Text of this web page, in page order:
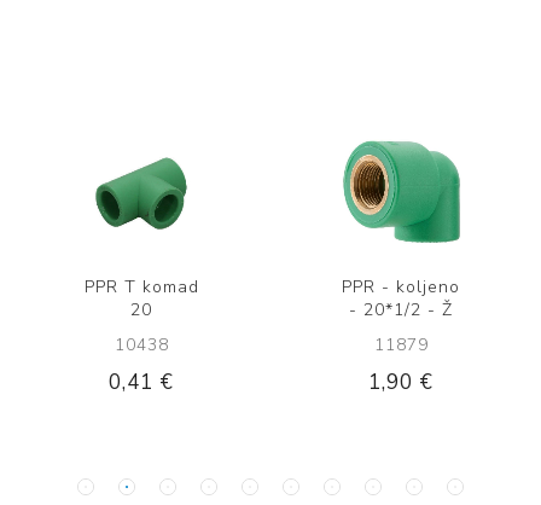
PPR T komad
20
10438
0,41 €
PPR - koljeno
- 20*1/2 - Ž
11879
1,90 €